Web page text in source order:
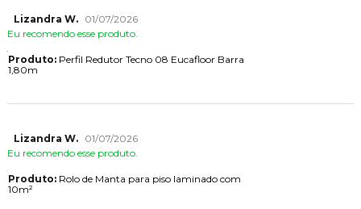
Lizandra W.
01/07/2026
Eu recomendo esse produto.
Produto:Perfil Redutor Tecno 08 Eucafloor Barra
1,80m
Lizandra W.
01/07/2026
Eu recomendo esse produto.
Produto:Rolo de Manta para piso laminado com
10m²